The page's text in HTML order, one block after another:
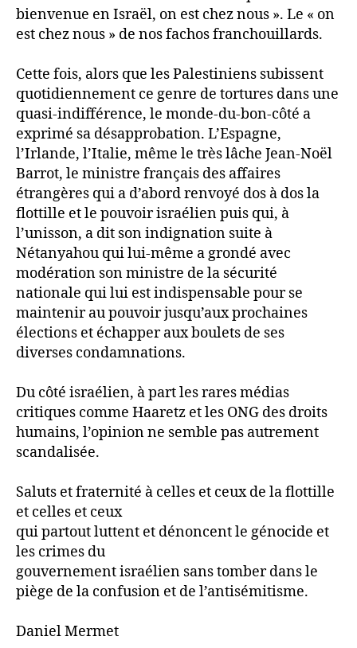
bienvenue en Israël, on est chez nous ». Le « on
est chez nous » de nos fachos franchouillards.
Cette fois, alors que les Palestiniens subissent
quotidiennement ce genre de tortures dans une
quasi-indifférence, le monde-du-bon-côté a
exprimé sa désapprobation. L’Espagne,
l’Irlande, l’Italie, même le très lâche Jean-Noël
Barrot, le ministre français des affaires
étrangères qui a d’abord renvoyé dos à dos la
flottille et le pouvoir israélien puis qui, à
l’unisson, a dit son indignation suite à
Nétanyahou qui lui-même a grondé avec
modération son ministre de la sécurité
nationale qui lui est indispensable pour se
maintenir au pouvoir jusqu’aux prochaines
élections et échapper aux boulets de ses
diverses condamnations.
Du côté israélien, à part les rares médias
critiques comme Haaretz et les ONG des droits
humains, l’opinion ne semble pas autrement
scandalisée.
Saluts et fraternité à celles et ceux de la flottille
et celles et ceux
qui partout luttent et dénoncent le génocide et
les crimes du
gouvernement israélien sans tomber dans le
piège de la confusion et de l’antisémitisme.
Daniel Mermet